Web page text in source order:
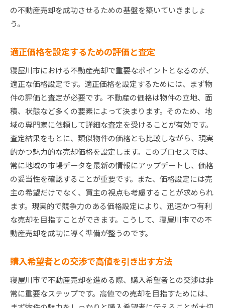
の不動産売却を成功させるための基盤を築いていきましょ
う。
適正価格を設定するための評価と査定
寝屋川市における不動産売却で重要なポイントとなるのが、
適正な価格設定です。適正価格を設定するためには、まず物
件の評価と査定が必要です。不動産の価格は物件の立地、面
積、状態など多くの要素によって決まります。そのため、地
域の専門家に依頼して詳細な査定を受けることが有効です。
査定結果をもとに、類似物件の価格とも比較しながら、現実
的かつ魅力的な売却価格を設定します。このプロセスでは、
常に地域の市場データを最新の情報にアップデートし、価格
の妥当性を確認することが重要です。また、価格設定には売
主の希望だけでなく、買主の視点も考慮することが求められ
ます。現実的で競争力のある価格設定により、迅速かつ有利
な売却を目指すことができます。こうして、寝屋川市での不
動産売却を成功に導く準備が整うのです。
購入希望者との交渉で高値を引き出す方法
寝屋川市で不動産売却を進める際、購入希望者との交渉は非
常に重要なステップです。高値での売却を目指すためには、